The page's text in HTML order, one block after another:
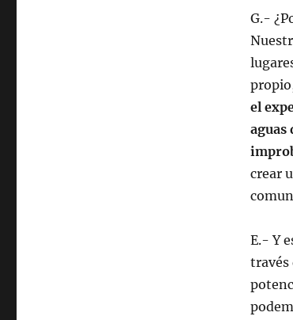
G.-
el
aguas
crear
E.- Y
través